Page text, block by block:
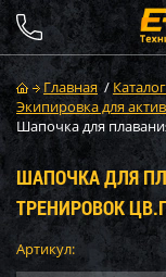
Главная / Каталог
Экипировка для
Шапочка для
ШАПОЧКА ДЛЯ
ТРЕНИРОВОК
Артикул: